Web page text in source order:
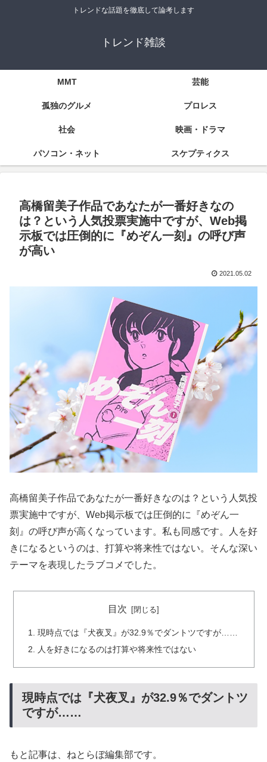
トレンドな話題を徹底して論考します
トレンド雑談
MMT 芸能
孤独のグルメ プロレス
社会 映画・ドラマ
パソコン・ネット スケプティクス
高橋留美子作品であなたが一番好きなの
は？という人気投票実施中ですが、Web掲
示板では圧倒的に『めぞん一刻』の呼び声
が高い
2021.05.02
高橋留美子作品であなたが一番好きなのは？という人気投
票実施中ですが、Web掲示板では圧倒的に『めぞん一
刻』の呼び声が高くなっています。私も同感です。人を好
きになるというのは、打算や将来性ではない。そんな深い
テーマを表現したラブコメでした。
目次
現時点では『犬夜叉』が32.9％でダントツですが……
人を好きになるのは打算や将来性ではない
現時点では『犬夜叉』が32.9％でダントツ
ですが……
もと記事は、ねとらぼ編集部です。